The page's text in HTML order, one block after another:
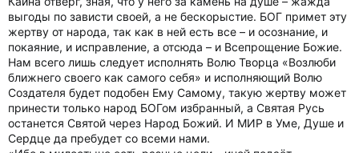
выгоды по зависти своей, а не бескорыстие. БОГ примет эту
жертву от народа, так как в ней есть все – и осознание, и
покаяние, и исправление, а отсюда – и Всепрощение Божие.
Нам всего лишь следует исполнять Волю Творца «Возлюби
ближнего своего как самого себя» и исполняющий Волю
Создателя будет подобен Ему Самому, такую жертву может
принести только народ БОГом избранный, а Святая Русь
останется Святой через Народ Божий. И МИР в Уме, Душе и
Сердце да пребудет со всеми нами.